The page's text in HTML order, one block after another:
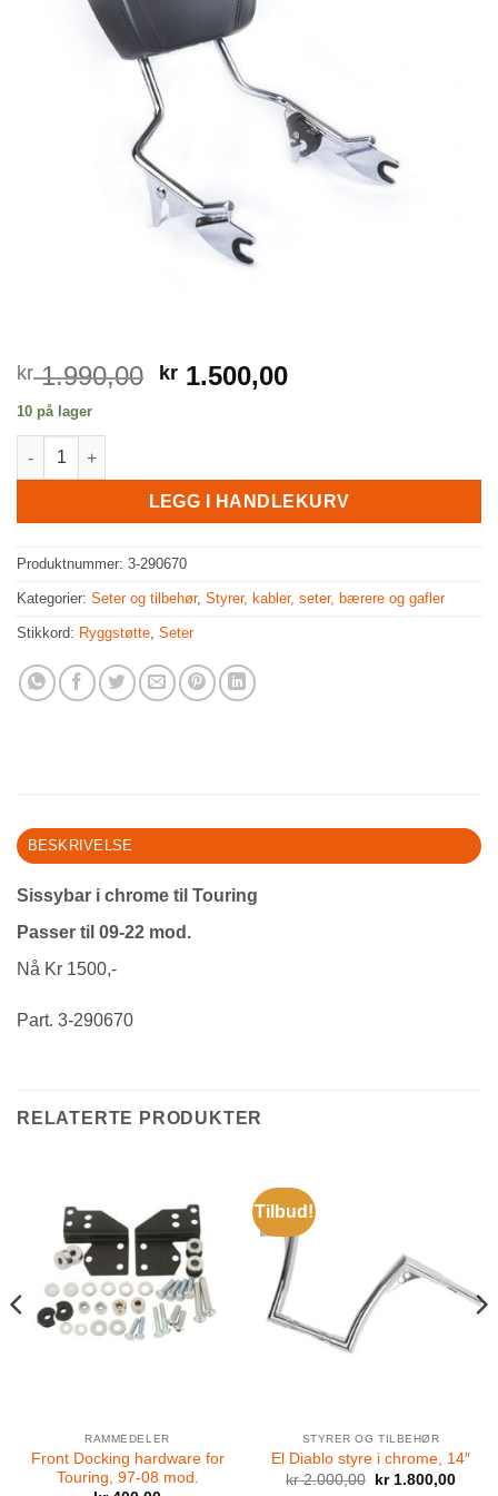
kr1.990,00 Opprinnelig
kr 1.500,00Nåværende
10 på lager
Sissybar til Touring, chrome, 09-22 mod. antall
LEGG I HANDLEKURV
Produktnummer: 3-290670
Kategorier: Seter og tilbehør, Styrer, kabler, seter, bærere og gafler
Stikkord: Ryggstøtte Seter
BESKRIVELSE
Sissybar i chrome til Touring
Passer til 09-22 mod.
Nå Kr 1500,-
Part. 3-290670
RELATERTE PRODUKTER
RAMMEDELER
Front Docking hardware for
Touring, 97-08 mod.
Tilbud!
STYRER OG TILBEHØR
El Diablo styre i chrome, 14″
kr2.000,00
Opprinnelig
kr1.800,00